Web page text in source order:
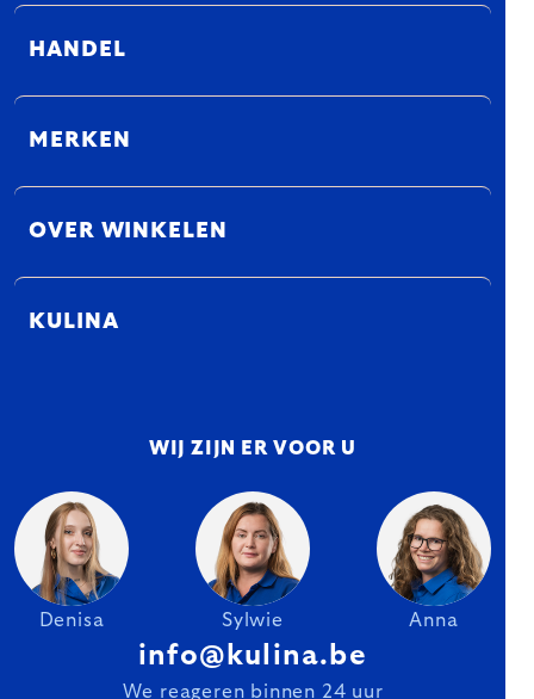
HANDEL
MERKEN
OVER WINKELEN
KULINA
WIJ ZIJN ER VOOR U
Denisa Sylwie Anna
info@kulina.be
We reageren binnen 24 uur